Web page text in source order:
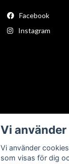
Facebook
Instagram
Vi
Vi använder
som visas för dig